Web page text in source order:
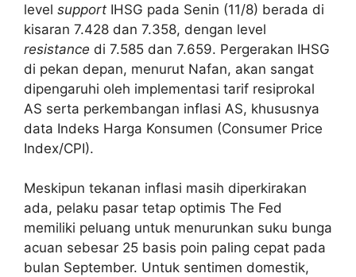
level support IHSG pada Senin (11/8) berada di
kisaran 7.428 dan 7.358, dengan level
resistance di 7.585 dan 7.659. Pergerakan IHSG
di pekan depan, menurut Nafan, akan sangat
dipengaruhi oleh implementasi tarif resiprokal
AS serta perkembangan inflasi AS, khususnya
data Indeks Harga Konsumen (Consumer Price
Index/CPI).
Meskipun tekanan inflasi masih diperkirakan
ada, pelaku pasar tetap optimis The Fed
memiliki peluang untuk menurunkan suku bunga
acuan sebesar 25 basis poin paling cepat pada
bulan September. Untuk sentimen domestik,